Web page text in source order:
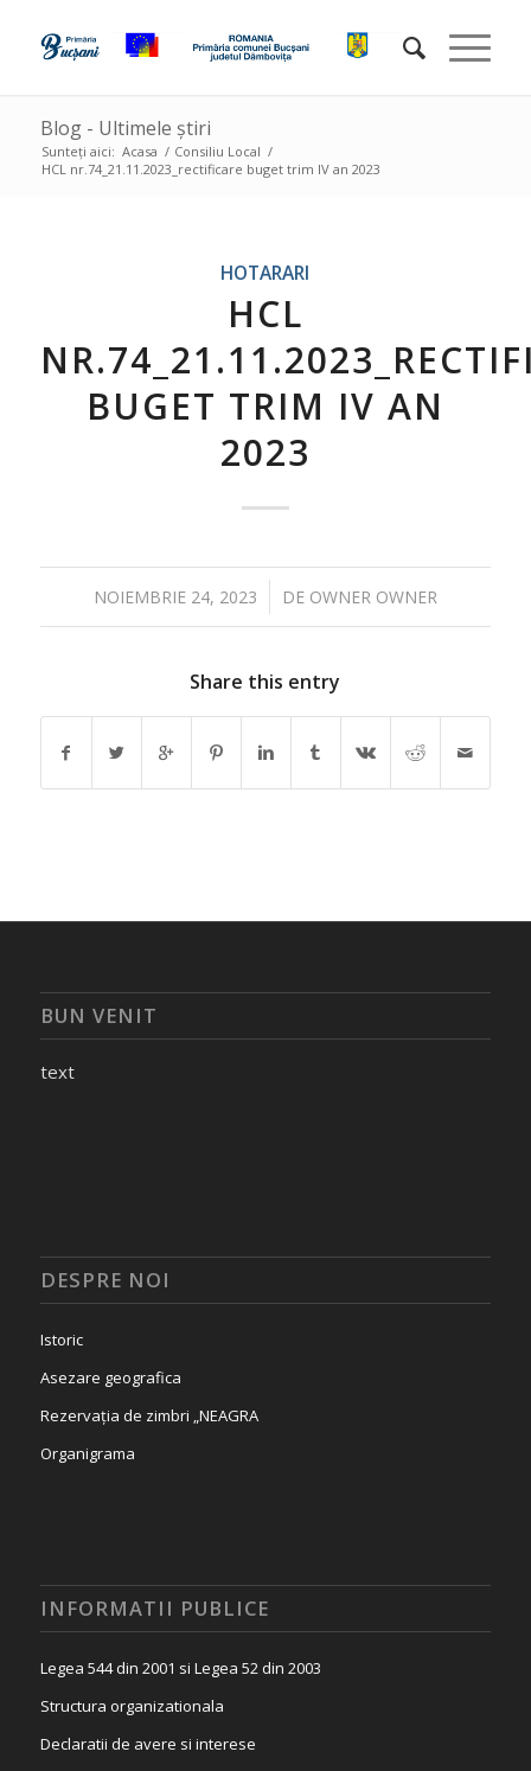
Blog - Ultimele știri
Sunteți aici: Acasa / Consiliu Local /
HCL nr.74_21.11.2023_rectificare buget trim IV an 2023
HOTARARI
HCL
BUGET TRIM IV AN
2023
NOIEMBRIE 24, 2023
/ DE OWNER OWNER
Share this entry
BUN VENIT
text
DESPRE NOI
Istoric
Asezare geografica
Rezervația de zimbri „NEAGRA
Organigrama
INFORMATII PUBLICE
Legea 544 din 2001 si Legea 52 din 2003
Structura organizationala
Declaratii de avere si interese